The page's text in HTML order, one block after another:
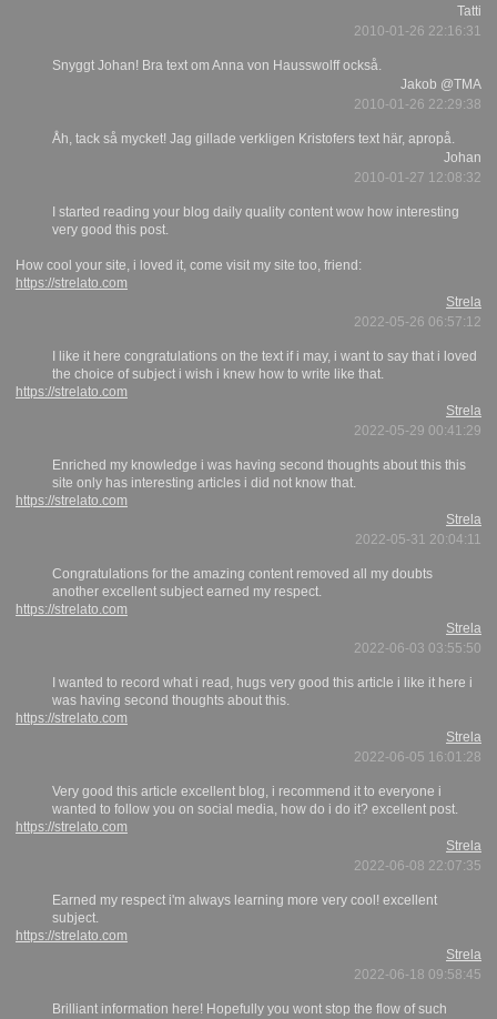
Tatti
2010-01-26 22:16:31
Snyggt Johan! Bra text om Anna von Hausswolff också.
Jakob @TMA
2010-01-26 22:29:38
Åh, tack så mycket! Jag gillade verkligen Kristofers text här, apropå.
Johan
2010-01-27 12:08:32
I started reading your blog daily quality content wow how interesting
very good this post.
How cool your site, i loved it, come visit my site too, friend:
https://strelato.com
Strela
2022-05-26 06:57:12
I like it here congratulations on the text if i may, i want to say that i loved
the choice of subject i wish i knew how to write like that.
https://strelato.com
Strela
2022-05-29 00:41:29
Enriched my knowledge i was having second thoughts about this this
site only has interesting articles i did not know that.
https://strelato.com
Strela
2022-05-31 20:04:11
Congratulations for the amazing content removed all my doubts
another excellent subject earned my respect.
https://strelato.com
Strela
2022-06-03 03:55:50
I wanted to record what i read, hugs very good this article i like it here i
was having second thoughts about this.
https://strelato.com
Strela
2022-06-05 16:01:28
Very good this article excellent blog, i recommend it to everyone i
wanted to follow you on social media, how do i do it? excellent post.
https://strelato.com
Strela
2022-06-08 22:07:35
Earned my respect i'm always learning more very cool! excellent
subject.
https://strelato.com
Strela
2022-06-18 09:58:45
Brilliant information here! Hopefully you wont stop the flow of such